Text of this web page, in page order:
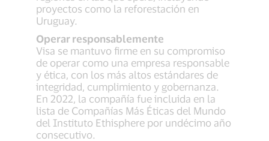
proyectos como la reforestación en
Uruguay.
Operar responsablemente
Visa se mantuvo firme en su compromiso
de operar como una empresa responsable
y ética, con los más altos estándares de
integridad, cumplimiento y gobernanza.
En 2022, la compañía fue incluida en la
lista de Compañías Más Éticas del Mundo
del Instituto Ethisphere por undécimo año
consecutivo.